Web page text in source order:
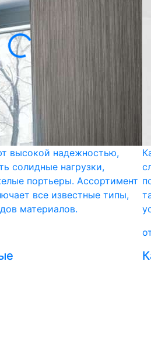
высокой надежностью,
солидные нагрузки,
портьеры. Ассортимент
все известные типы,
материалов.